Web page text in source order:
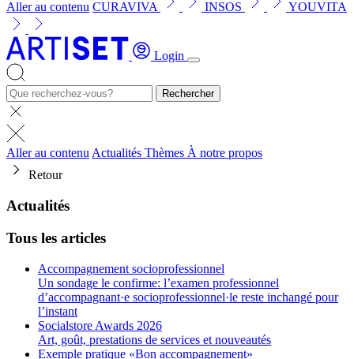
Aller au contenu CURAVIVA INSOS YOUVITA
Login
Rechercher
Aller au contenuActualités Thèmes À notre propos
Retour
Actualités
Tous les articles
Accompagnement socioprofessionnel
Un sondage le confirme: l’examen professionnel
d’accompagnant·e socioprofessionnel·le reste inchangé pour
l’instant
Socialstore Awards 2026
Art, goût, prestations de services et nouveautés
Exemple pratique «Bon accompagnement»